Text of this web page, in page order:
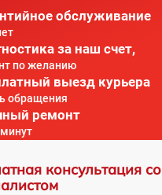
обслуживание
за наш счет,
по желанию
выезд курьера
обращения
ремонт
консультация со